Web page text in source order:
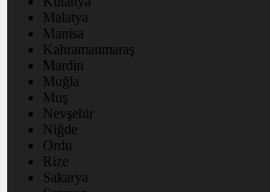
Malatya
Manisa
Kahramanmaraş
Mardin
Muğla
Muş
Nevşehir
Niğde
Ordu
Rize
Sakarya